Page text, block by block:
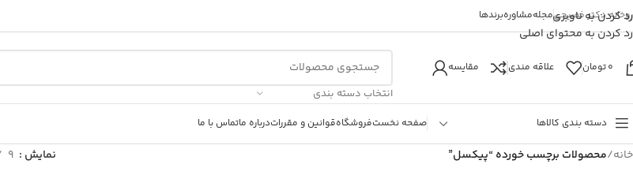
رد کردن به ناوبری
رد کردن به محتوای اصلی
دکتر فصیحیمجلهمشاورهبرندها
0تومان علاقه مندی مقایسه
انتخاب دسته بندی
دسته بندی کالاها صفحه نخستفروشگاهقوانین و مقرراتدرباره ماتماس با ما
خانه/محصولات برچسب خورده “پیکسل” نمایش 9